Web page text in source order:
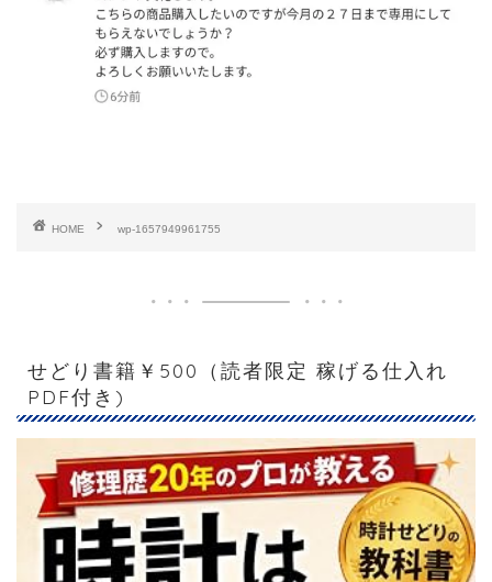
HOME wp-1657949961755
せどり書籍￥500（読者限定 稼げる仕入れ
PDF付き)